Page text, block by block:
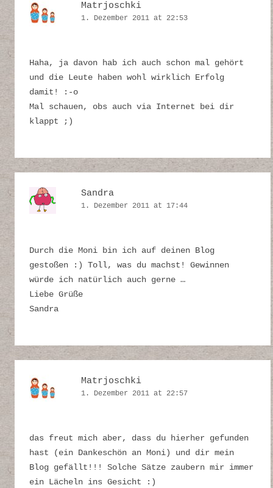
Matrjoschki
1. Dezember 2011 at 22:53
Haha, ja davon hab ich auch schon mal gehört
und die Leute haben wohl wirklich Erfolg
damit! :-o
Mal schauen, obs auch via Internet bei dir
klappt ;)
Sandra
1. Dezember 2011 at 17:44
Durch die Moni bin ich auf deinen Blog
gestoßen :) Toll, was du machst! Gewinnen
würde ich natürlich auch gerne …
Liebe Grüße
Sandra
Matrjoschki
1. Dezember 2011 at 22:57
das freut mich aber, dass du hierher gefunden
hast (ein Dankeschön an Moni) und dir mein
Blog gefällt!!! Solche Sätze zaubern mir immer
ein Lächeln ins Gesicht :)